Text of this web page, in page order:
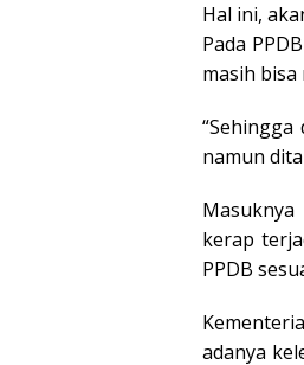
Hal ini,
Pada
masih bisa
namun
kerap
PPDB
adanya